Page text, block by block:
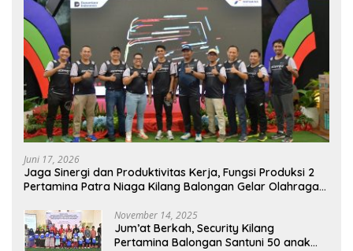
Juni 17, 2026
Jaga Sinergi dan Produktivitas Kerja, Fungsi Produksi 2
Pertamina Patra Niaga Kilang Balongan Gelar Olahraga
November 14, 2025
Jum’at Berkah, Security Kilang
Pertamina Balongan Santuni 50 anak